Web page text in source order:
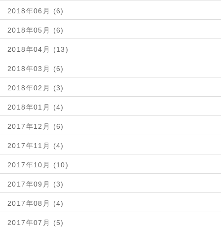
2018年06月 (6)
2018年05月 (6)
2018年04月 (13)
2018年03月 (6)
2018年02月 (3)
2018年01月 (4)
2017年12月 (6)
2017年11月 (4)
2017年10月 (10)
2017年09月 (3)
2017年08月 (4)
2017年07月 (5)